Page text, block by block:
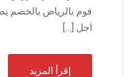
اجل […]
إقرأ المزيد